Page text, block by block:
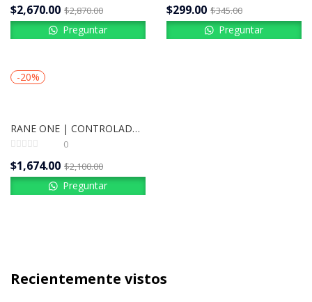
$2,670.00 $2,870.00
Preguntar
$299.00 $345.00
Preguntar
-20%
RANE ONE | CONTROLADOR DJ
0
$1,674.00 $2,100.00
Preguntar
Recientemente vistos